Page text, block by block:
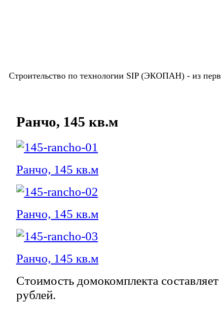
Строительство по технологии SIP (ЭКОПАН) - из
Ранчо, 145 кв.м
Ранчо, 145 кв.м
Ранчо, 145 кв.м
Ранчо, 145 кв.м
Стоимость домокомплекта
рублей.